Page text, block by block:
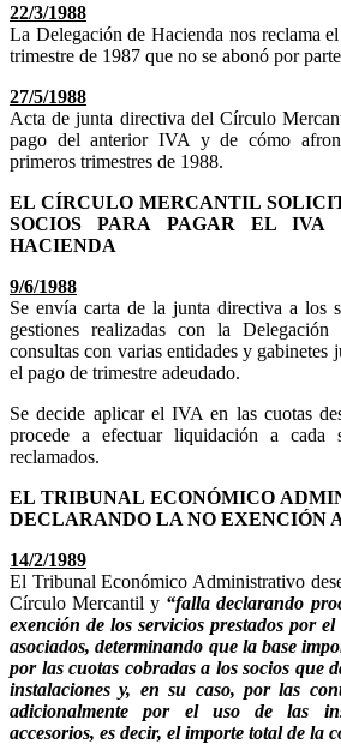
22/3/1988
La Delegación de Hacienda nos reclama
trimestre de 1987 que no se abonó por
27/5/1988
Acta de junta directiva del Círculo
pago del anterior IVA y de cómo
primeros trimestres de 1988.
EL CÍRCULO MERCANTIL
SOCIOS PARA PAGAR EL IVA
HACIENDA
9/6/1988
Se envía carta de la junta directiva a los
gestiones realizadas con la
consultas con varias entidades y gabinetes
el pago de trimestre adeudado.
Se decide aplicar el IVA en las cuotas
procede a efectuar liquidación a cada
reclamados.
EL TRIBUNAL ECONÓMICO
DECLARANDO LA NO EXENCIÓN
14/2/1989
El Tribunal Económico Administrativo
Círculo Mercantil y “falla declarando
exención de los servicios prestados por
asociados, determinando que la base
por las cuotas cobradas a los socios que
instalaciones y, en su caso, por las
adicionalmente por el uso de las
accesorios, es decir, el importe total de la